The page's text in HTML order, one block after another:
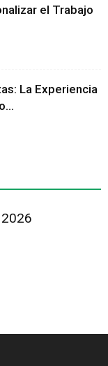
el Trabajo
La Experiencia